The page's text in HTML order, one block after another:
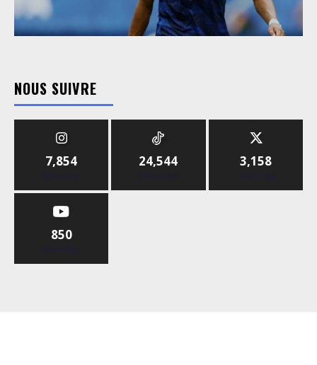
NOUS SUIVRE
7,854
Abonnés
24,544
Abonnés
3,158
Abonnés
850
Abonnés